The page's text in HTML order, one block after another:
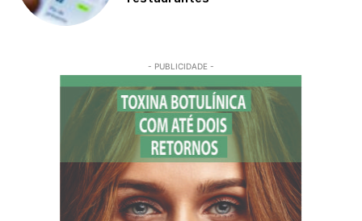
- PUBLICIDADE -